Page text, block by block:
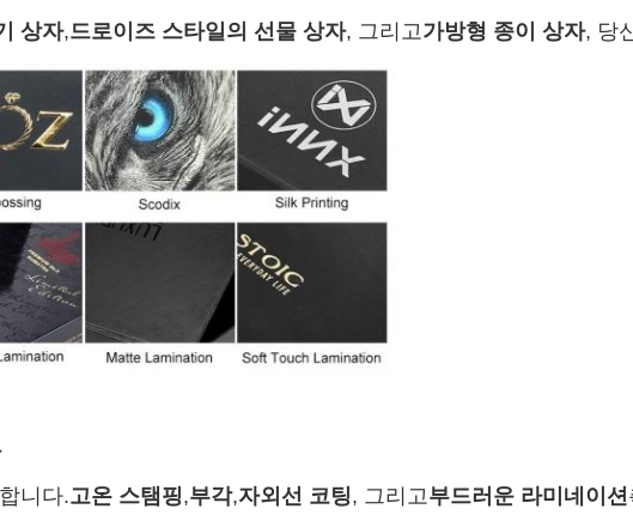
상자,드로이즈 스타일의 선물 상자, 그리고가방형 종이 상자, 당
니다.고온 스탬핑,부각,자외선 코팅, 그리고부드러운 라미네이션